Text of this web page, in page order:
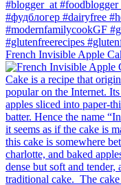
French Invisible Apple